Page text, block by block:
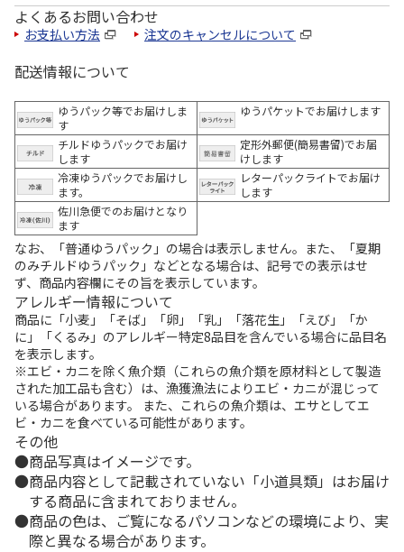
よくあるお問い合わせ
お支払い方法 注文のキャンセルについて
配送情報について
ゆうパック等でお届けしま
す
ゆうパケットでお届けします
チルドゆうパックでお届け
します
定形外郵便(簡易書留)でお届
けします
冷凍ゆうパックでお届けし
ます。
レターパックライトでお届け
します
佐川急便でのお届けとなり
ます
なお、「普通ゆうパック」の場合は表示しません。また、「夏期
のみチルドゆうパック」などとなる場合は、記号での表示はせ
ず、商品内容欄にその旨を表示しています。
アレルギー情報について
商品に「小麦」「そば」「卵」「乳」「落花生」「えび」「か
に」「くるみ」のアレルギー特定8品目を含んでいる場合に品目名
を表示します。
※エビ・カニを除く魚介類（これらの魚介類を原材料として製造
された加工品も含む）は、漁獲漁法によりエビ・カニが混じって
いる場合があります。 また、これらの魚介類は、エサとしてエ
ビ・カニを食べている可能性があります。
その他
商品写真はイメージです。
商品内容として記載されていない「小道具類」はお届け
する商品に含まれておりません。
商品の色は、ご覧になるパソコンなどの環境により、実
際と異なる場合があります。